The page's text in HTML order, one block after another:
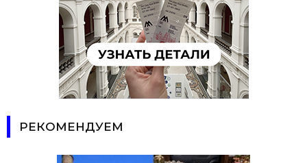
РЕКОМЕНДУЕМ